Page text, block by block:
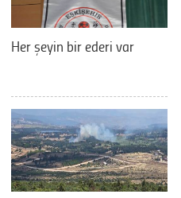
Her şeyin bir ederi var